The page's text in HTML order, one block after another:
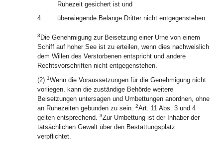
Ruhezeit gesichert ist und
4.
überwiegende Belange Dritter nicht entgegenstehen.
3 Die Genehmigung zur Beisetzung einer Urne von einem
Schiff auf hoher See ist zu erteilen, wenn dies nachweislich
dem Willen des Verstorbenen entspricht und andere
Rechtsvorschriften nicht entgegenstehen.
(2) 1Wenn die Voraussetzungen für die Genehmigung nicht
vorliegen, kann die zuständige Behörde weitere
Beisetzungen untersagen und Umbettungen anordnen, ohne
an Ruhezeiten gebunden zu sein. 2Art. 11 Abs. 3 und 4
gelten entsprechend. 3Zur Umbettung ist der Inhaber der
tatsächlichen Gewalt über den Bestattungsplatz
verpflichtet.